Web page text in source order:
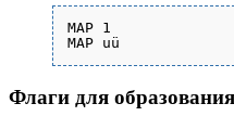
MAP 1
Флаги для